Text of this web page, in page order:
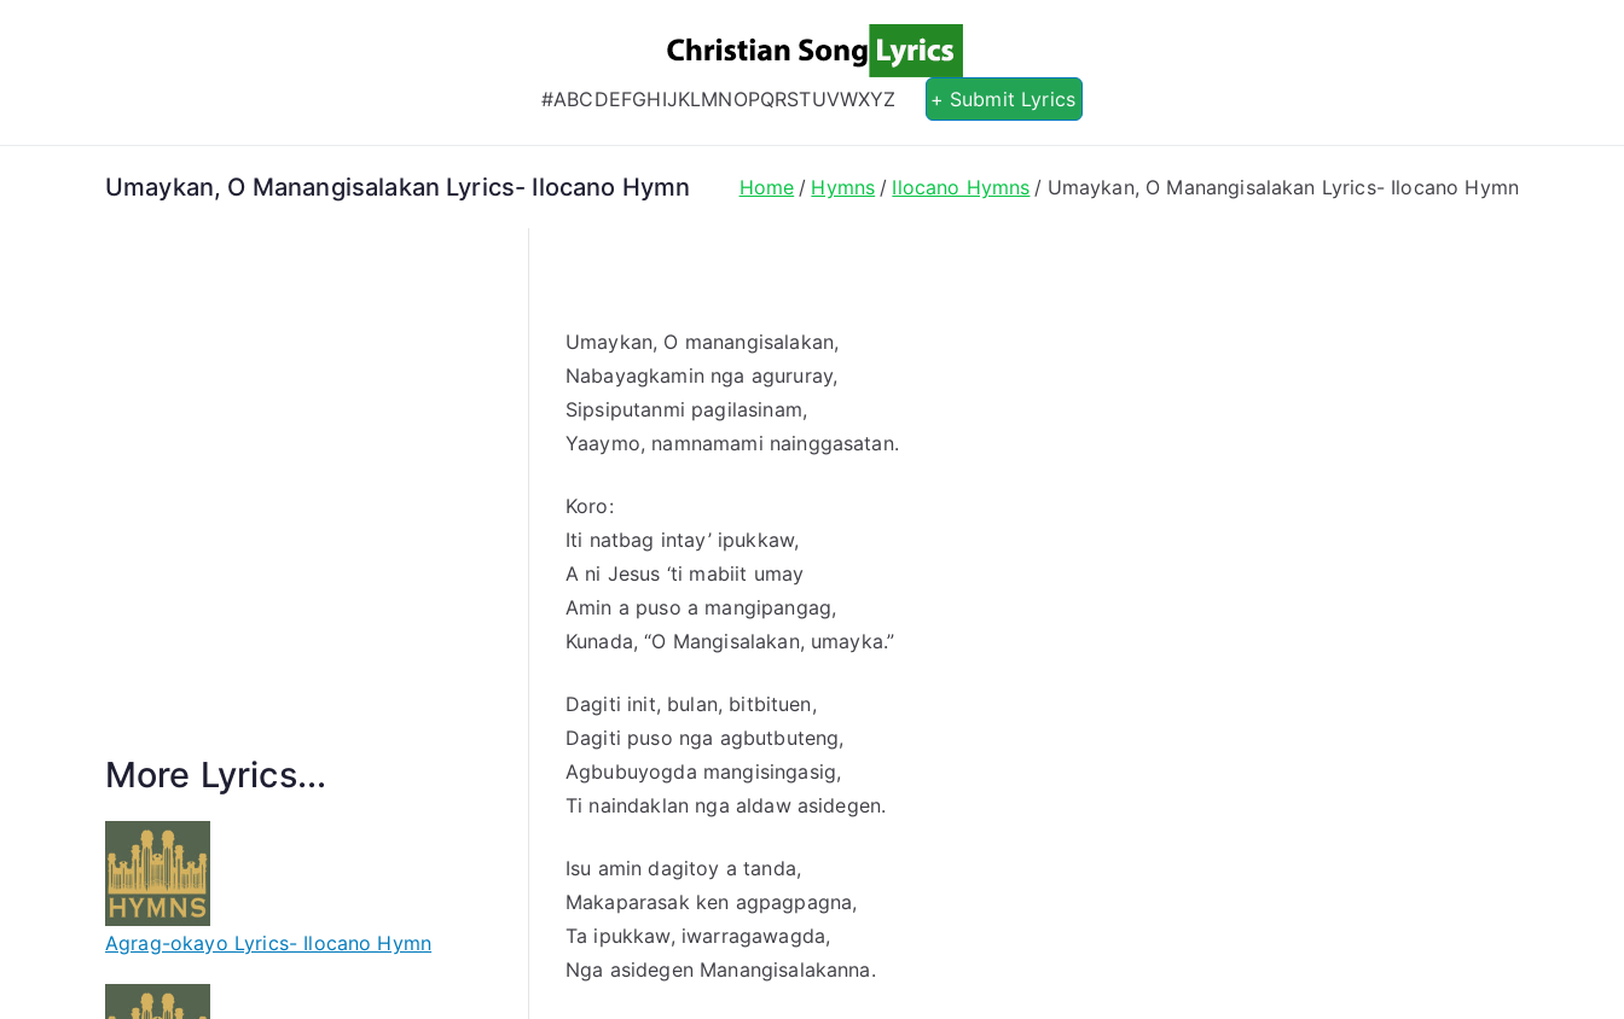
Christian Song Lyrics
Christian Lyrics Online!
#ABCDEFGHIJKLMNOPQRSTUVWXYZ + Submit Lyrics
Umaykan, O Manangisalakan Lyrics- Ilocano Hymn Home Hymns Ilocano Hymns Umaykan, O Manangisalakan Lyrics- Ilocano Hymn
Umaykan, O manangisalakan,
Nabayagkamin nga agururay,
Sipsiputanmi pagilasinam,
Yaaymo, namnamami nainggasatan.
Koro:
Iti natbag intay’ ipukkaw,
A ni Jesus ‘ti mabiit umay
Amin a puso a mangipangag,
Kunada, “O Mangisalakan, umayka.”
Dagiti init, bulan, bitbituen,
Dagiti puso nga agbutbuteng,
Agbubuyogda mangisingasig,
Ti naindaklan nga aldaw asidegen.
Isu amin dagitoy a tanda,
Makaparasak ken agpagpagna,
Ta ipukkaw, iwarragawagda,
Nga asidegen Manangisalakanna.
More Lyrics...
Agrag-okayo Lyrics- Ilocano Hymn